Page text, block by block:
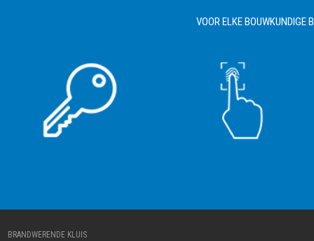
VOOR ELKE BOUWKUNDIGE
BRANDWERENDE KLUIS